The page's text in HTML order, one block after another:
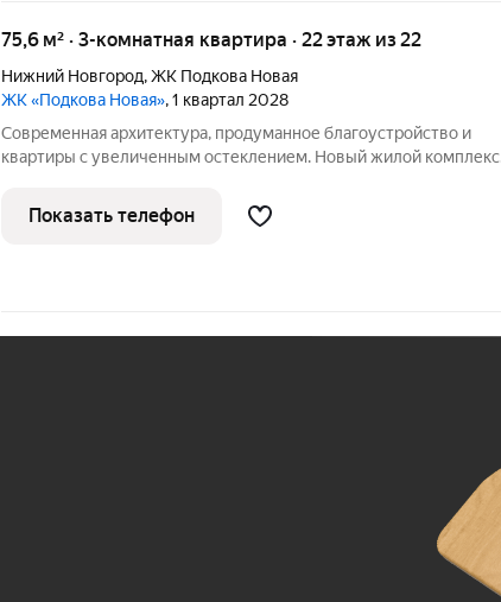
75,6 м² · 3-комнатная квартира · 22 этаж из 22
Нижний Новгород,ЖК Подкова Новая
ЖК «Подкова Новая», 1 квартал 2028
Современная архитектура, продуманное благоустройство и
квартиры с увеличенным остеклением. Новый жилой комплекс
от центра и всего в паре шагов от магазинов и кафе.Премьерный
дом «Подкова
Показать телефон